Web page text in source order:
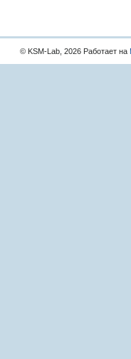
© KSM-Lab, 2026 Работает на